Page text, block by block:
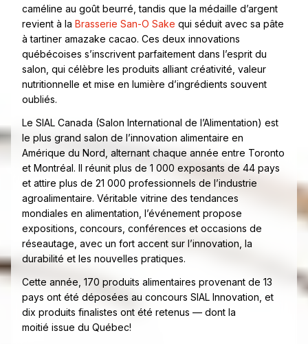
caméline au goût beurré, tandis que la médaille d’argent
revient à la Brasserie San-O Sake qui séduit avec sa pâte
à tartiner amazake cacao. Ces deux innovations
québécoises s’inscrivent parfaitement dans l’esprit du
salon, qui célèbre les produits alliant créativité, valeur
nutritionnelle et mise en lumière d’ingrédients souvent
oubliés.
Le SIAL Canada (Salon International de l’Alimentation) est
le plus grand salon de l’innovation alimentaire en
Amérique du Nord, alternant chaque année entre Toronto
et Montréal. Il réunit plus de 1 000 exposants de 44 pays
et attire plus de 21 000 professionnels de l’industrie
agroalimentaire. Véritable vitrine des tendances
mondiales en alimentation, l’événement propose
expositions, concours, conférences et occasions de
réseautage, avec un fort accent sur l’innovation, la
durabilité et les nouvelles pratiques.
Cette année, 170 produits alimentaires provenant de 13
pays ont été déposées au concours SIAL Innovation, et
dix produits finalistes ont été retenus — dont la
moitié issue du Québec!